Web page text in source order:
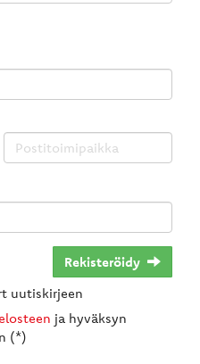
Rekisteröidy
uutiskirjeen
ja hyväksyn
(*)